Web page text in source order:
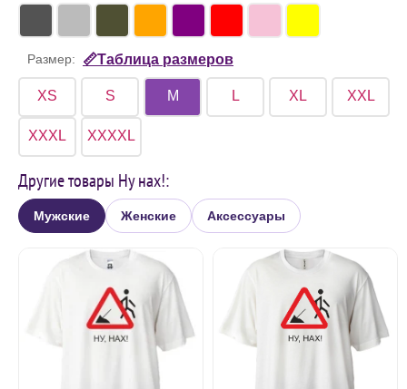
Размер: 📏Таблица размеров
XS S M L XL XXL
XXXL XXXXL
Другие товары Ну нах!:
Мужские Женские Аксессуары